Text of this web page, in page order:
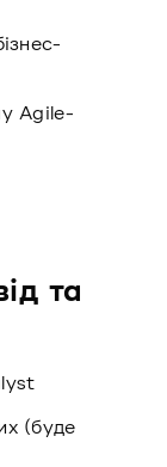
Agile-
та
(буде